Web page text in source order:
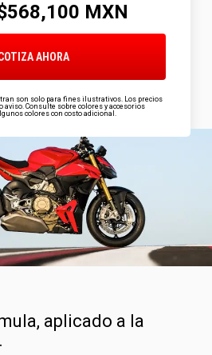
MXN
AHORA
son solo para fines ilustrativos. Los precios
aviso. Consulte sobre colores y accesorios
colores con costo adicional.
aplicado a la